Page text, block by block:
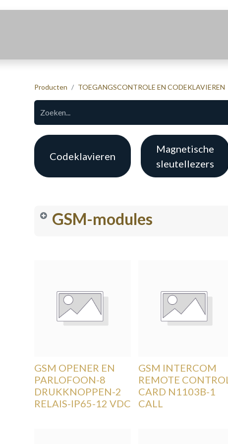
Producten TOEGANGSCONTROLE EN CODEKLAVIEREN
Codeklavieren
Magnetische
sleutellezers
GSM-modules
GSM OPENER EN
PARLOFOON-8
DRUKKNOPPEN-2
RELAIS-IP65-12 VDC
GSM INTERCOM
REMOTE CONTROL
CARD N1103B-1
CALL